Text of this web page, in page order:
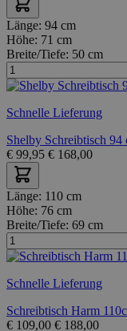
Länge: 94 cm
Höhe: 71 cm
Breite/Tiefe: 50 cm
Schnelle Lieferung
Shelby Schreibtisch
€ 99,95 € 168,00
Länge: 110 cm
Höhe: 76 cm
Breite/Tiefe: 69 cm
Schnelle Lieferung
Schreibtisch Harm
€ 109,00 € 188,00